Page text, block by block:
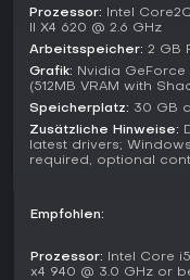
Spielmodi
Erlebnis mit Fokus
Konflikt zwischen
Weltaktivitäten lassen
angehen. Die
und optionale Inhalte
Wanted drehen sich
setzen auf
Aufgaben erfüllt,
Prozessor: Intel
II X4 620 @ 2.6 GHz
Arbeitsspeicher: 2 GB
Grafik: Nvidia GeForce
(512MB VRAM with
Speicherplatz: 30 GB
Zusätzliche Hinweise:
latest drivers;
required, optional
Empfohlen:
Prozessor: Intel Core
x4 940 @ 3.0 GHz or